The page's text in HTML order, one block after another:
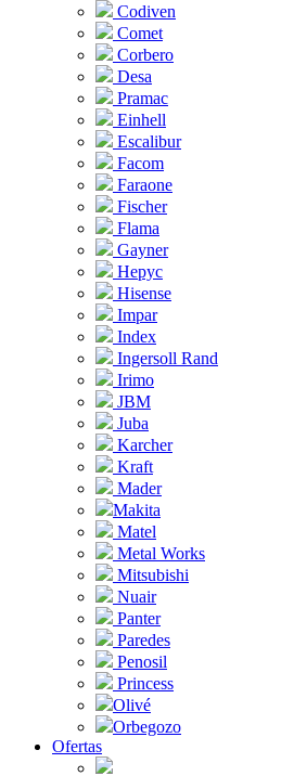
Codiven
Comet
Corbero
Desa
Pramac
Einhell
Escalibur
Facom
Faraone
Fischer
Flama
Gayner
Hepyc
Hisense
Impar
Index
Ingersoll Rand
Irimo
JBM
Juba
Karcher
Kraft
Mader
Makita
Matel
Metal Works
Mitsubishi
Nuair
Panter
Paredes
Penosil
Princess
Olivé
Orbegozo
Ofertas